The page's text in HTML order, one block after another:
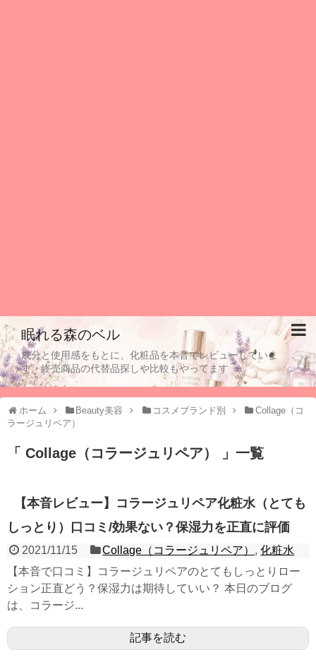
眠れる森のベル
成分と使用感をもとに、化粧品を本音でレビューしていま
す。終売商品の代替品探しや比較もやってます
ホーム Beauty美容 コスメブランド別
Collage（コ
ラージュリペア）
「 Collage（コラージュリペア） 」一覧
【本音レビュー】コラージュリペア化粧水（とても
しっとり）口コミ/効果ない？保湿力を正直に評価
2021/11/15 Collage（コラージュリペア） ,化粧水
【本音で口コミ】コラージュリペアのとてもしっとりロー
ション正直どう？保湿力は期待していい？ 本日のブログ
は、コラージ...
記事を読む